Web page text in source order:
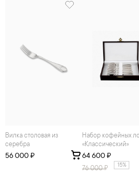
Вилка столовая из
серебра
56 000 ₽
Набор кофейных ложек
«Классический»
64 600 ₽
76 000₽ 15%